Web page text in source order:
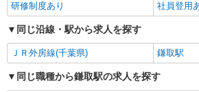
研修制度あり
社員登用
同じ沿線・駅から求人を探す
ＪＲ外房線(千葉県) 鎌取駅
同じ職種から鎌取駅の求人を探す